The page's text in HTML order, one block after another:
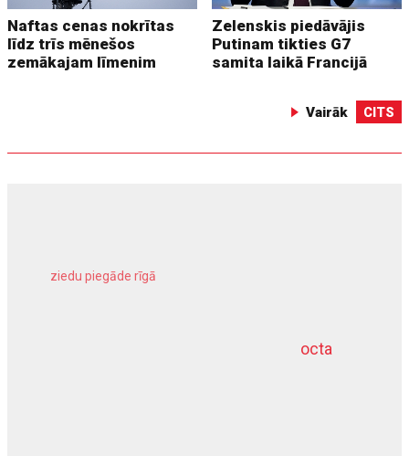
Naftas cenas nokrītas
līdz trīs mēnešos
zemākajam līmenim
Zelenskis piedāvājis
Putinam tikties G7
samita laikā Francijā
Vairāk CITS
octa
ziedu piegāde rīgā
dziļurbums